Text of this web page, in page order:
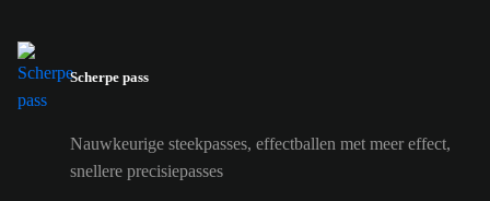
Scherpe pass
Nauwkeurige steekpasses, effectballen met meer effect,
snellere precisiepasses